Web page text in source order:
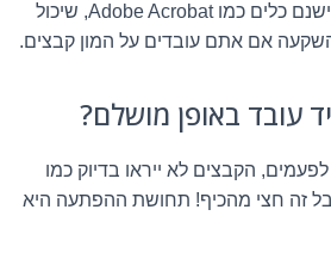
: ישנם כלים כמו Adobe Acrobat, שיכול
אם אתם עובדים על המון קבצים.
עובד באופן מושלם?
הקבצים לא ייראו בדיוק כמו
זה חצי מהכיף! תחושת ההפתעה היא